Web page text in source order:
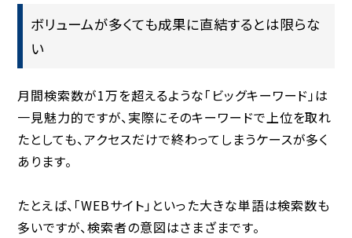
ボリュームが多くても成果に直結するとは限らな
い
月間検索数が1万を超えるような「ビッグキーワード」は
一見魅力的ですが、実際にそのキーワードで上位を取れ
たとしても、アクセスだけで終わってしまうケースが多く
あります。
たとえば、「WEBサイト」といった大きな単語は検索数も
多いですが、検索者の意図はさまざまです。